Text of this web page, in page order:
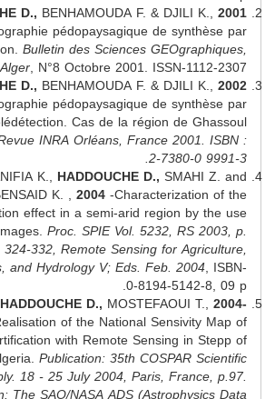
HADDOUCHE D.,BENHAMOUDA F. &
- Cartographie pédopaysagique de
télédétection.Bulletin des Sciences
INCT, Alger, N°8 Octobre 2001. ISSN-
HADDOUCHE D.,BENHAMOUDA F. & DJILI
- Cartographie pédopaysagique de
télédétection. Cas de la région de
(Algérie).Revue INRA Orléans, France
2-7380-
BENHANIFIA K.,HADDOUCHE D.,
BENSAID K. ,2004-
deforestation effect in a semi-arid region
of satellite images.Proc. SPIE Vol. 5232,
324-332, Remote Sensing for
Ecosystems, and Hydrology V; Eds. Feb.
0-8194-
ZEGRAR A.,HADDOUCHE D.,MOSTEFAOUI
Realisation of the National
Desertification with Remote Sensing in
Algeria.Publication: 35th COSPAR
Assembly. 18 - 25 July 2004, Paris,